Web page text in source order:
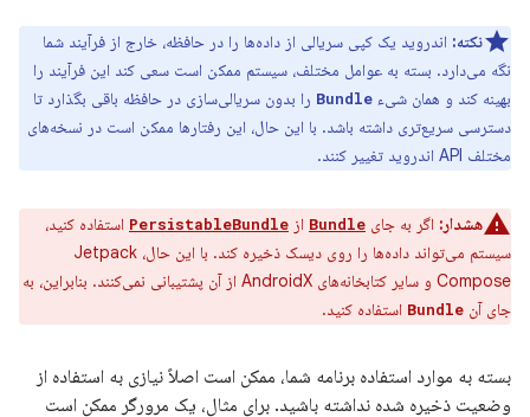
نکته: اندروید یک کپی سریالی از داده‌ها را در حافظه، خارج از فرآیند شما
نگه می‌دارد. بسته به عوامل مختلف، سیستم ممکن است سعی کند این فرآیند را
بهینه کند و همان شیء Bundle را بدون سریالی‌سازی در حافظه باقی بگذارد تا
دسترسی سریع‌تری داشته باشد. با این حال، این رفتارها ممکن است در نسخه‌های
مختلف API اندروید تغییر کنند.
هشدار: اگر به جای Bundle از PersistableBundle استفاده کنید،
سیستم می‌تواند داده‌ها را روی دیسک ذخیره کند. با این حال، Jetpack
Compose و سایر کتابخانه‌های AndroidX از آن پشتیبانی نمی‌کنند. بنابراین، به
جای آن Bundle استفاده کنید.
بسته به موارد استفاده برنامه شما، ممکن است اصلاً نیازی به استفاده از
وضعیت ذخیره شده نداشته باشید. برای مثال، یک مرورگر ممکن است